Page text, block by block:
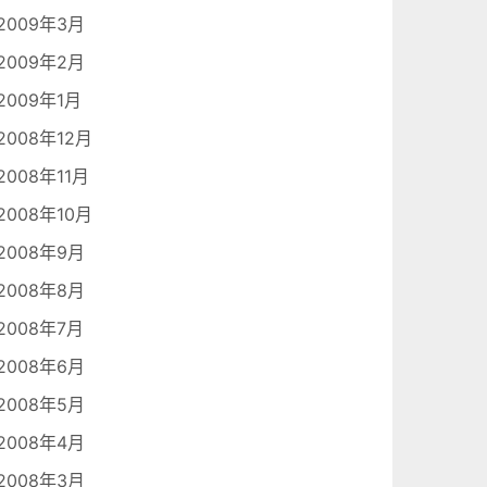
年3月
年2月
年1月
年12月
年11月
年10月
年9月
年8月
年7月
年6月
年5月
年4月
年3月